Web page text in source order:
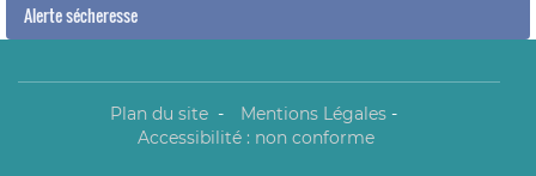
Alerte sécheresse
Plan du site - Mentions Légales -
Accessibilité : non conforme